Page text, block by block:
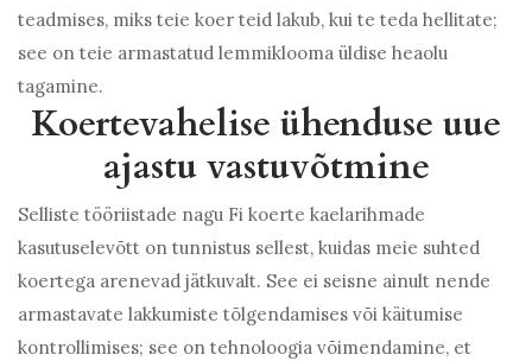
teadmises, miks teie koer teid lakub, kui te teda hellitate;
see on teie armastatud lemmiklooma üldise heaolu
tagamine.
Koertevahelise ühenduse uue
ajastu vastuvõtmine
Selliste tööriistade nagu Fi koerte kaelarihmade
kasutuselevõtt on tunnistus sellest, kuidas meie suhted
koertega arenevad jätkuvalt. See ei seisne ainult nende
armastavate lakkumiste tõlgendamises või käitumise
kontrollimises; see on tehnoloogia võimendamine, et